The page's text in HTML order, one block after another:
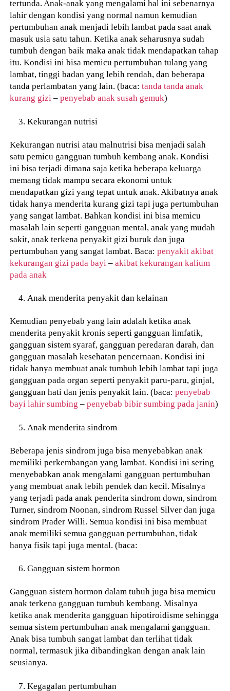
tertunda. Anak-anak yang mengalami hal ini sebenarnya
lahir dengan kondisi yang normal namun kemudian
pertumbuhan anak menjadi lebih lambat pada saat anak
masuk usia satu tahun. Ketika anak seharusnya sudah
tumbuh dengan baik maka anak tidak mendapatkan tahap
itu. Kondisi ini bisa memicu pertumbuhan tulang yang
lambat, tinggi badan yang lebih rendah, dan beberapa
tanda perlambatan yang lain. (baca:tanda tanda anak
kurang gizi –penyebab anak susah gemuk)
Kekurangan nutrisi
Kekurangan nutrisi atau malnutrisi bisa menjadi salah
satu pemicu gangguan tumbuh kembang anak. Kondisi
ini bisa terjadi dimana saja ketika beberapa keluarga
memang tidak mampu secara ekonomi untuk
mendapatkan gizi yang tepat untuk anak. Akibatnya anak
tidak hanya menderita kurang gizi tapi juga pertumbuhan
yang sangat lambat. Bahkan kondisi ini bisa memicu
masalah lain seperti gangguan mental, anak yang mudah
sakit, anak terkena penyakit gizi buruk dan juga
pertumbuhan yang sangat lambat. Baca:penyakit akibat
kekurangan gizi pada bayi –akibat kekurangan kalium
pada anak
Anak menderita penyakit dan kelainan
Kemudian penyebab yang lain adalah ketika anak
menderita penyakit kronis seperti gangguan limfatik,
gangguan sistem syaraf, gangguan peredaran darah, dan
gangguan masalah kesehatan pencernaan. Kondisi ini
tidak hanya membuat anak tumbuh lebih lambat tapi juga
gangguan pada organ seperti penyakit paru-paru, ginjal,
gangguan hati dan jenis penyakit lain. (baca:penyebab
bayi lahir sumbing –penyebab bibir sumbing pada janin)
Anak menderita sindrom
Beberapa jenis sindrom juga bisa menyebabkan anak
memiliki perkembangan yang lambat. Kondisi ini sering
menyebabkan anak mengalami gangguan pertumbuhan
yang membuat anak lebih pendek dan kecil. Misalnya
yang terjadi pada anak penderita sindrom down, sindrom
Turner, sindrom Noonan, sindrom Russel Silver dan juga
sindrom Prader Willi. Semua kondisi ini bisa membuat
anak memiliki semua gangguan pertumbuhan, tidak
hanya fisik tapi juga mental. (baca:
Gangguan sistem hormon
Gangguan sistem hormon dalam tubuh juga bisa memicu
anak terkena gangguan tumbuh kembang. Misalnya
ketika anak menderita gangguan hipotiroidisme sehingga
semua sistem pertumbuhan anak mengalami gangguan.
Anak bisa tumbuh sangat lambat dan terlihat tidak
normal, termasuk jika dibandingkan dengan anak lain
seusianya.
Kegagalan pertumbuhan